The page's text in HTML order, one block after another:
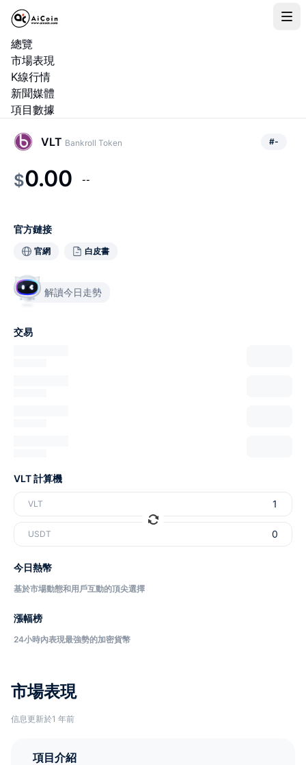
總覽
市場表現
K線行情
新聞媒體
項目數據
市場表現
信息更新於1 年前
項目介紹
VLT Bankroll Token #-
$0.00 --
官方鏈接
官網 白皮書
解讀今日走勢
交易
VLT 計算機
VLT
USDT
今日熱幣
基於市場動態和用戶互動的頂尖選擇
漲幅榜
24小時內表現最強勢的加密貨幣